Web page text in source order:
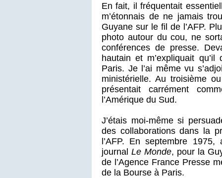
En fait, il fréquentait
m’étonnais de ne jamais
Guyane sur le fil de l’AFP.
photo autour du cou, ne
conférences de presse.
hautain et m’expliquait
Paris. Je l’ai même vu
ministérielle. Au troisième
présentait carrément
l’Amérique du Sud.
J’étais moi-même si
des collaborations dans la
l’AFP. En septembre
journal Le Monde, pour la
de l’Agence France Presse
de la Bourse à Paris.